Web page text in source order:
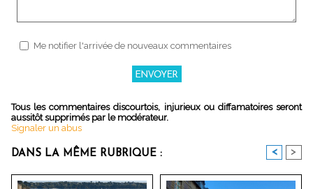
Me notifier l'arrivée de nouveaux commentaires
Tous les commentaires discourtois, injurieux ou diffamatoires seront
aussitôt supprimés par le modérateur.
Signaler un abus
DANS LA MÊME RUBRIQUE : < >